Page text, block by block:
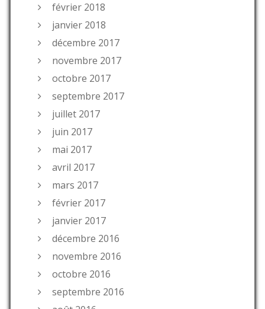
février 2018
janvier 2018
décembre 2017
novembre 2017
octobre 2017
septembre 2017
juillet 2017
juin 2017
mai 2017
avril 2017
mars 2017
février 2017
janvier 2017
décembre 2016
novembre 2016
octobre 2016
septembre 2016